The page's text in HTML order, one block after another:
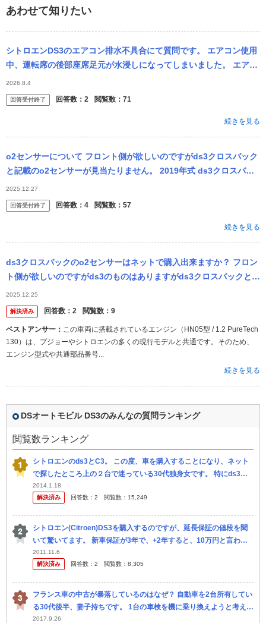
あわせて知りたい
シトロエンDS3のエアコン排水不具合にて質問です。 エアコン使用
中、運転席の後部座席足元が水浸しになってしまいました。 エアコ
ンの排水を確認したら水が全く出ていませんでした。ドレンホース
の位置...
2026.8.4
回答受付終了 回答数： 2 閲覧数： 71
続きを見る
o2センサーについて フロント側が欲しいのですがds3クロスバック
と記載のo2センサーが見当たりません。 2019年式 ds3クロスバッ
ク ラ.プルミエール 型式 3BA-D34HN05 車...
2025.12.27
回答受付終了 回答数： 4 閲覧数： 57
続きを見る
ds3クロスバックのo2センサーはネットで購入出来ますか？ フロン
ト側が欲しいのですがds3のものはありますがds3クロスバックと記
載のo2センサーが見当たりません。 ショップさんにお問い合わ...
2025.12.25
解決済み 回答数： 2 閲覧数： 9
ベストアンサー： この車両に搭載されているエンジン（HN05型 / 1.2 PureTech
130）は、プジョーやシトロエンの多くの現行モデルと共通です。そのため、
エンジン型式や共通部品番号...
続きを見る
DSオートモビル DS3のみんなの質問ランキング
閲覧数ランキング
シトロエンのds3とC3。 この度、車を購入することになり、ネット
で探したところ上の２台で迷っている30代独身女です。 特にds3の
デザインに一目惚れしました。 以前は軽に乗っていました 。 そ
2014.1.18
解決済み
回答数： 2 閲覧数： 15,249
シトロエン(Citroen)DS3を購入するのですが、延長保証の値段を聞
いて驚いてます。 新車保証が3年で、+2年すると、10万円と言われ
ました。 新車加入じゃないと、15万円。 最低5年...
2011.11.6
解決済み
回答数： 2 閲覧数： 8,305
フランス車の中古が暴落しているのはなぜ？ 自動車を2台所有してい
る30代後半、妻子持ちです。 1台の車検を機に乗り換えようと考えて
います。 これまで国産車を乗り継いできましたが、セ カンドカ...
2017.9.26